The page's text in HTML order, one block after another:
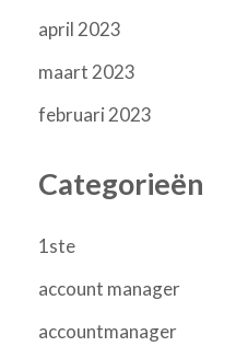
april 2023
maart 2023
februari 2023
Categorieën
1ste
account manager
accountmanager